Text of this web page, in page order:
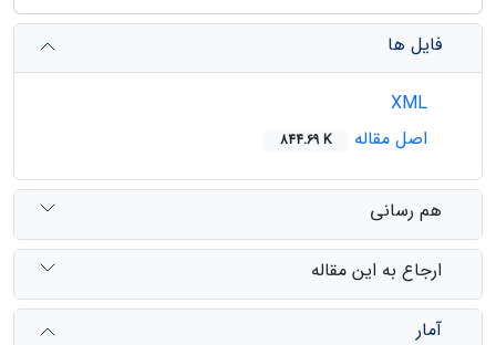
فایل ها
اصل مقاله
844.69 K
هم رسانی
ارجاع به این مقاله
آمار